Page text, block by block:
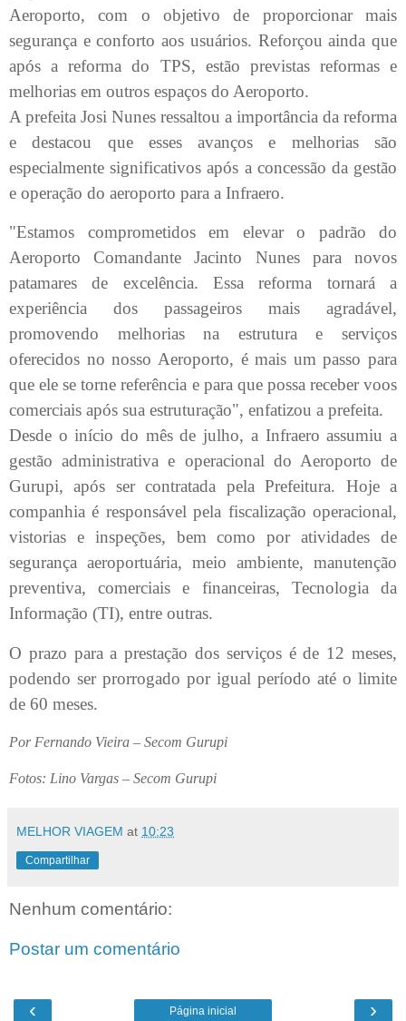
Aeroporto, com o objetivo de proporcionar mais
segurança e conforto aos usuários. Reforçou ainda que
após a reforma do TPS, estão previstas reformas e
melhorias em outros espaços do Aeroporto.
A prefeita Josi Nunes ressaltou a importância da reforma
e destacou que esses avanços e melhorias são
especialmente significativos após a concessão da gestão
e operação do aeroporto para a Infraero.
"Estamos comprometidos em elevar o padrão do
Aeroporto Comandante Jacinto Nunes para novos
patamares de excelência. Essa reforma tornará a
experiência dos passageiros mais agradável,
promovendo melhorias na estrutura e serviços
oferecidos no nosso Aeroporto, é mais um passo para
que ele se torne referência e para que possa receber voos
comerciais após sua estruturação", enfatizou a prefeita.
Desde o início do mês de julho, a Infraero assumiu a
gestão administrativa e operacional do Aeroporto de
Gurupi, após ser contratada pela Prefeitura. Hoje a
companhia é responsável pela fiscalização operacional,
vistorias e inspeções, bem como por atividades de
segurança aeroportuária, meio ambiente, manutenção
preventiva, comerciais e financeiras, Tecnologia da
Informação (TI), entre outras.
O prazo para a prestação dos serviços é de 12 meses,
podendo ser prorrogado por igual período até o limite
de 60 meses.
Por Fernando Vieira – Secom Gurupi
Fotos: Lino Vargas – Secom Gurupi
MELHOR VIAGEM at 10:23
Compartilhar
Nenhum comentário:
Postar um comentário
‹ ›
Página inicial